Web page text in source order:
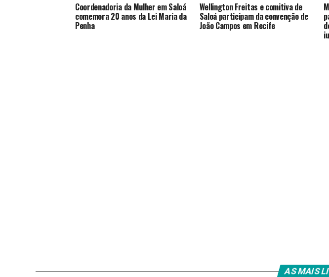
Coordenadoria da Mulher em Saloá
comemora 20 anos da Lei Maria da
Penha
Wellington Freitas e comitiva de
Saloá participam da convenção de
João Campos em Recife
AS MAIS